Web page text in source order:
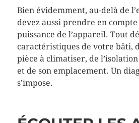
Bien évidemment, au-delà de
devez aussi prendre en
puissance de l’appareil. Tout
caractéristiques de votre bâti,
pièce à climatiser, de
et de son emplacement. Un
s’impose.